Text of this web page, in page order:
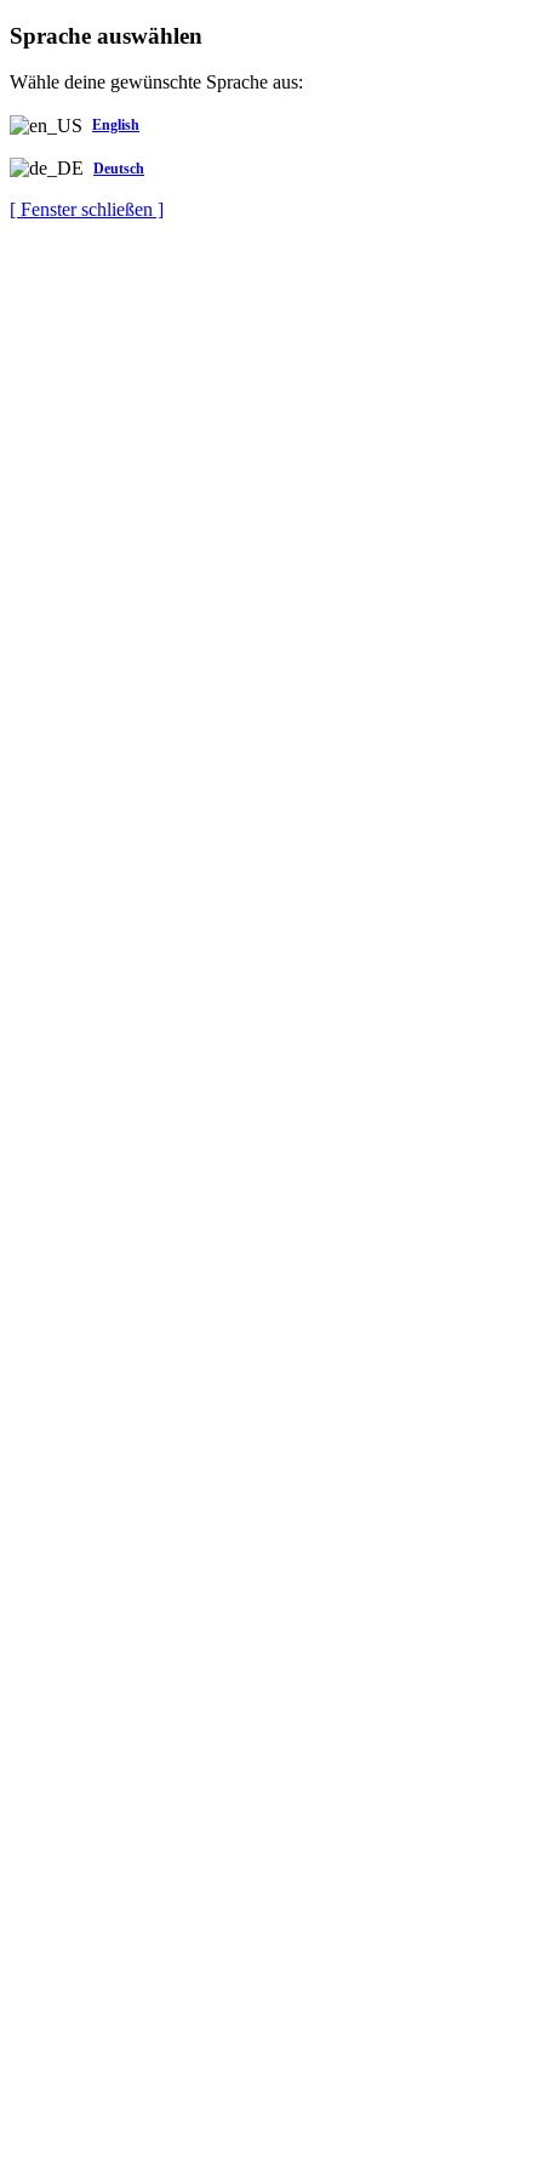
Sprache auswählen
Wähle deine gewünschte Sprache aus:
English
Deutsch
[ Fenster schließen ]